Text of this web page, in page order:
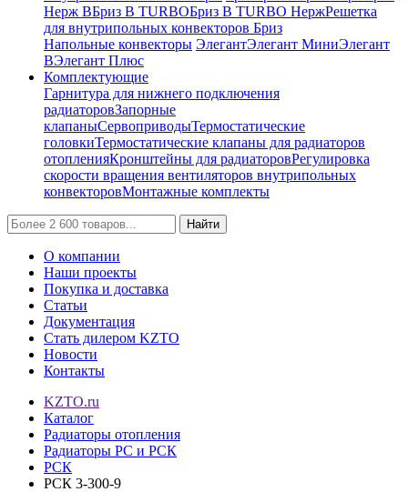
Нерж ВБриз В TURBOБриз В TURBO НержРешетка
для внутрипольных конвекторов Бриз
Напольные конвекторы ЭлегантЭлегант МиниЭлегант
ВЭлегант Плюс
Комплектующие
Гарнитура для нижнего подключения
радиаторовЗапорные
клапаныСервоприводыТермостатические
головкиТермостатические клапаны для радиаторов
отопленияКронштейны для радиаторовРегулировка
скорости вращения вентиляторов внутрипольных
конвекторовМонтажные комплекты
Найти
О компании
Наши проекты
Покупка и доставка
Статьи
Документация
Стать дилером KZTO
Новости
Контакты
KZTO.ru
Каталог
Радиаторы отопления
Радиаторы РС и РСК
РСК
РСК 3-300-9